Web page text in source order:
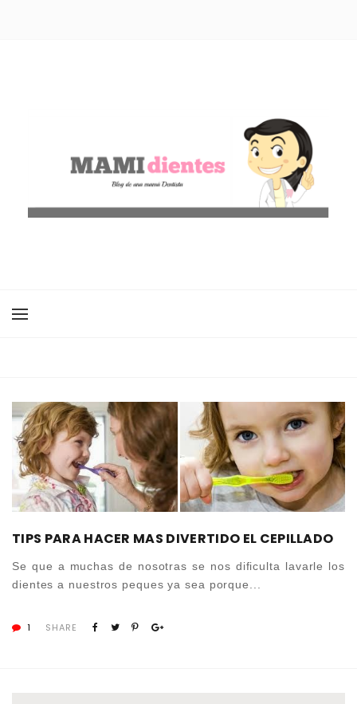
TIPS PARA HACER MAS DIVERTIDO EL CEPILLADO
Se que a muchas de nosotras se nos dificulta lavarle los
dientes a nuestros peques ya sea porque...
1 SHARE